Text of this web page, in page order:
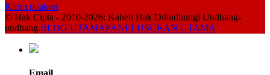
Kirim pitakon
© Hak Cipta - 2010-2026: Kabeh Hak Dilindhungi Undhang-
undhang.BLOG UTAMAPANELUSURAN UTAMA
Email